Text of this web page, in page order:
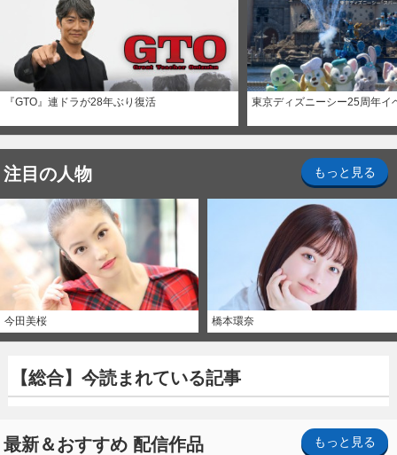
『GTO』連ドラが28年ぶり復活 東京ディズニーシー25周年イ
注目の人物 もっと見る
今田美桜 橋本環奈
【総合】今読まれている記事
最新＆おすすめ 配信作品 もっと見る